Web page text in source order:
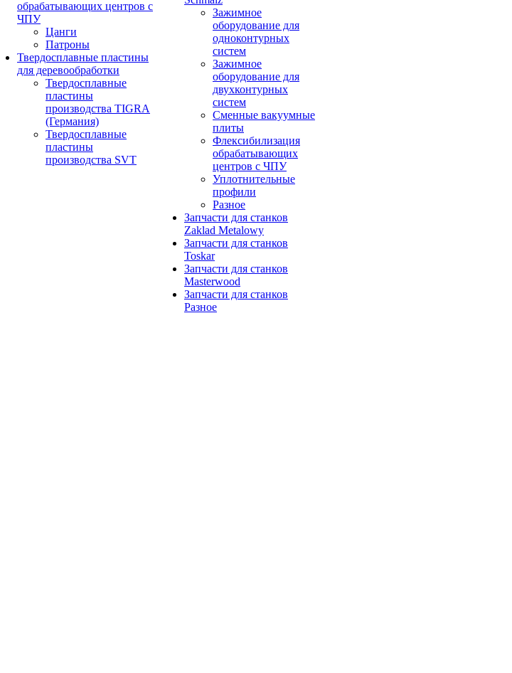
обрабатывающих центров с
ЧПУ
Цанги
Патроны
Твердосплавные пластины
для деревообработки
Твердосплавные
пластины
производства TIGRA
(Германия)
Твердосплавные
пластины
производства SVT
Зажимное
оборудование для
одноконтурных
систем
Зажимное
оборудование для
двухконтурных
систем
Сменные вакуумные
плиты
Флексибилизация
обрабатывающих
центров с ЧПУ
Уплотнительные
профили
Разное
Запчасти для станков
Zaklad Metalowy
Запчасти для станков
Toskar
Запчасти для станков
Masterwood
Запчасти для станков
Разное